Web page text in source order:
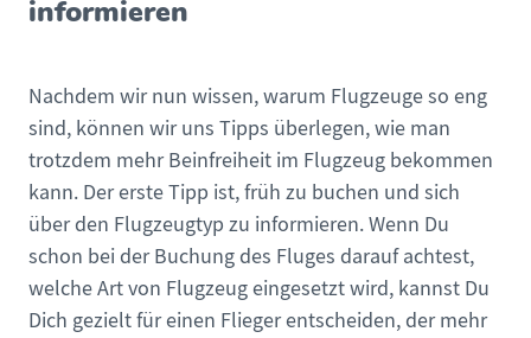
informieren
Nachdem wir nun wissen, warum Flugzeuge so eng
sind, können wir uns Tipps überlegen, wie man
trotzdem mehr Beinfreiheit im Flugzeug bekommen
kann. Der erste Tipp ist, früh zu buchen und sich
über den Flugzeugtyp zu informieren. Wenn Du
schon bei der Buchung des Fluges darauf achtest,
welche Art von Flugzeug eingesetzt wird, kannst Du
Dich gezielt für einen Flieger entscheiden, der mehr